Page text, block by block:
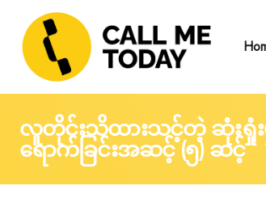
လူတိုင်းသိထားသင့်တဲ့ ဆုံးရှုံ
ရောက်ခြင်းအဆင့် (၅) ဆင့်